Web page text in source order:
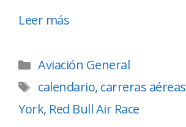
Leer más
Aviación General
calendario, carreras aéreas
York, Red Bull Air Race